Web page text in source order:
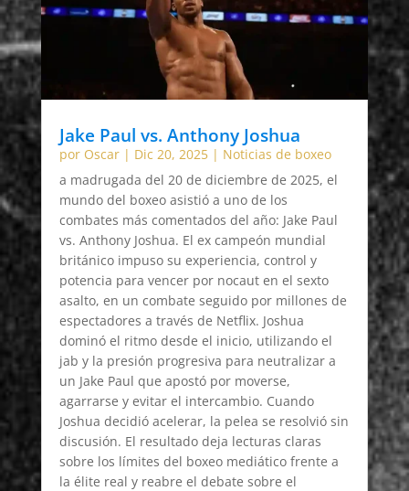
Jake Paul vs. Anthony Joshua
por Oscar| Dic 20, 2025| Noticias de boxeo
a madrugada del 20 de diciembre de 2025, el
mundo del boxeo asistió a uno de los
combates más comentados del año: Jake Paul
vs. Anthony Joshua. El ex campeón mundial
británico impuso su experiencia, control y
potencia para vencer por nocaut en el sexto
asalto, en un combate seguido por millones de
espectadores a través de Netflix. Joshua
dominó el ritmo desde el inicio, utilizando el
jab y la presión progresiva para neutralizar a
un Jake Paul que apostó por moverse,
agarrarse y evitar el intercambio. Cuando
Joshua decidió acelerar, la pelea se resolvió sin
discusión. El resultado deja lecturas claras
sobre los límites del boxeo mediático frente a
la élite real y reabre el debate sobre el